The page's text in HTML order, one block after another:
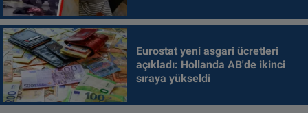
Eurostat yeni asgari ücretleri
açıkladı: Hollanda AB'de ikinci
sıraya yükseldi